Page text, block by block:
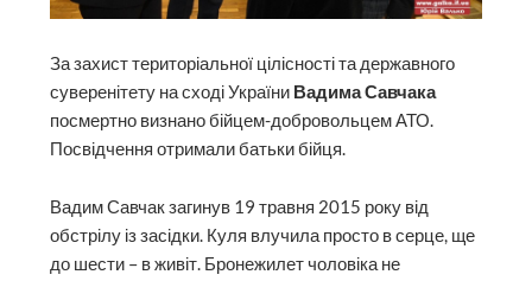
За захист територіальної цілісності та державного
суверенітету на сході України Вадима Савчака
посмертно визнано бійцем-добровольцем АТО.
Посвідчення отримали батьки бійця.
Вадим Савчак загинув 19 травня 2015 року від
обстрілу із засідки. Куля влучила просто в серце, ще
до шести – в живіт. Бронежилет чоловіка не